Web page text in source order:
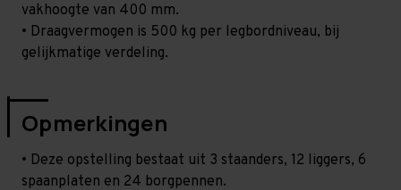
vakhoogte van 400 mm.
• Draagvermogen is 500 kg per legbordniveau, bij
gelijkmatige verdeling.
Opmerkingen
• Deze opstelling bestaat uit 3 staanders, 12 liggers, 6
spaanplaten en 24 borgpennen.